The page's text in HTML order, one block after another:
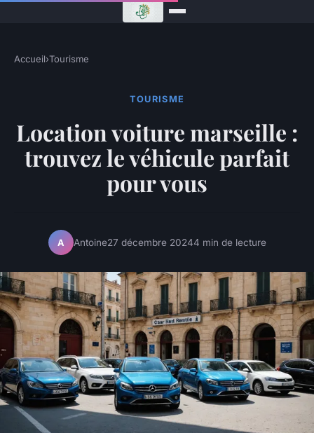
Accueil›Tourisme
TOURISME
Location voiture marseille :
trouvez le véhicule parfait
pour vous
A Antoine27 décembre 20244 min de lecture